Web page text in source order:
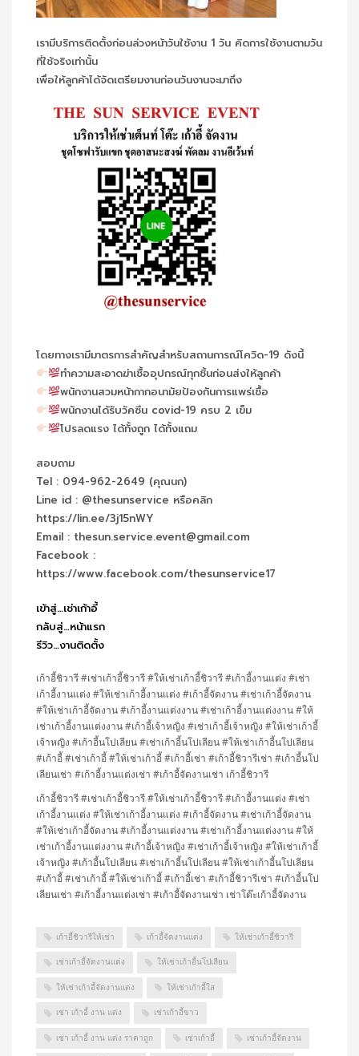
เรามีบริการติดตั้งก่อนล่วงหน้าวันใช้งาน 1 วัน คิดการใช้งานตามวัน
ที่ใช้จริงเท่านั้น
เพื่อให้ลูกค้าได้จัดเตรียมงานก่อนวันงานจะมาถึง
โดยทางเรามีมาตรการสำคัญสำหรับสถานการณ์โควิด-19 ดังนี้
ทำความสะอาดฆ่าเชื้ออุปกรณ์ทุกชิ้นก่อนส่งให้ลูกค้า
พนักงานสวมหน้ากากอนามัยป้องกันการแพร่เชื้อ
พนักงานได้รับวัคซีน covid-19 ครบ 2 เข็ม
โปรลดแรง ได้ทั้งถูก ได้ทั้งแถม
สอบถาม
Tel : 094-962-2649 (คุณนก)
Line id : @thesunservice หรือคลิก
https://lin.ee/3j15nWY
Email : thesun.service.event@gmail.com
Facebook :
https://www.facebook.com/thesunservice17
เข้าสู่…เช่าเก้าอี้
กลับสู่…หน้าแรก
รีวิว…งานติดตั้ง
เก้าอี้ชิวารี #เช่าเก้าอี้ชิวารี #ให้เช่าเก้าอี้ชิวารี #เก้าอี้งานแต่ง #เช่า
เก้าอี้งานแต่ง #ให้เช่าเก้าอี้งานแต่ง #เก้าอี้จัดงาน #เช่าเก้าอี้จัดงาน
#ให้เช่าเก้าอี้จัดงาน #เก้าอี้งานแต่งงาน #เช่าเก้าอี้งานแต่งงาน #ให้
เช่าเก้าอี้งานแต่งงาน #เก้าอี้เจ้าหญิง #เช่าเก้าอี้เจ้าหญิง #ให้เช่าเก้าอี้
เจ้าหญิง #เก้าอี้นโปเลียน #เช่าเก้าอี้นโปเลียน #ให้เช่าเก้าอี้นโปเลียน
#เก้าอี้ #เช่าเก้าอี้ #ให้เช่าเก้าอี้ #เก้าอี้เช่า #เก้าอี้ชิวารีเช่า #เก้าอี้นโป
เลียนเช่า #เก้าอี้งานแต่งเช่า #เก้าอี้จัดงานเช่า เก้าอี้ชิวารี
เก้าอี้ชิวารี #เช่าเก้าอี้ชิวารี #ให้เช่าเก้าอี้ชิวารี #เก้าอี้งานแต่ง #เช่า
เก้าอี้งานแต่ง #ให้เช่าเก้าอี้งานแต่ง #เก้าอี้จัดงาน #เช่าเก้าอี้จัดงาน
#ให้เช่าเก้าอี้จัดงาน #เก้าอี้งานแต่งงาน #เช่าเก้าอี้งานแต่งงาน #ให้
เช่าเก้าอี้งานแต่งงาน #เก้าอี้เจ้าหญิง #เช่าเก้าอี้เจ้าหญิง #ให้เช่าเก้าอี้
เจ้าหญิง #เก้าอี้นโปเลียน #เช่าเก้าอี้นโปเลียน #ให้เช่าเก้าอี้นโปเลียน
#เก้าอี้ #เช่าเก้าอี้ #ให้เช่าเก้าอี้ #เก้าอี้เช่า #เก้าอี้ชิวารีเช่า #เก้าอี้นโป
เลียนเช่า #เก้าอี้งานแต่งเช่า #เก้าอี้จัดงานเช่า เช่าโต๊ะเก้าอี้จัดงาน
เก้าอี้ชิวารีให้เช่า เก้าอี้จัดงานแต่ง ให้เช่าเก้าอี้ชิวารี
เช่าเก้าอี้จัดงานแต่ง ให้เช่าเก้าอี้นโปเลียน
ให้เช่าเก้าอี้จัดงานแต่ง ให้เช่าเก้าอี้ใส
เช่า เก้าอี้ งาน แต่ง เช่าเก้าอี้ขาว
เช่า เก้าอี้ งาน แต่ง ราคาถูก เช่าเก้าอี้ เช่าเก้าอี้จัดงาน